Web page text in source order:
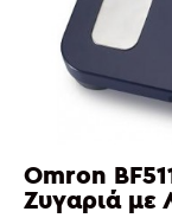
Omron
Ζυγαριά με